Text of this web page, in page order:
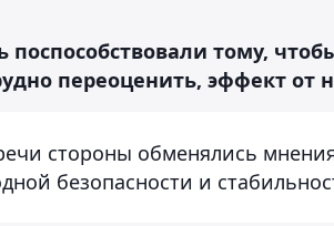
поспособствовали тому,
переоценить, эффект от
стороны обменялись
безопасности и